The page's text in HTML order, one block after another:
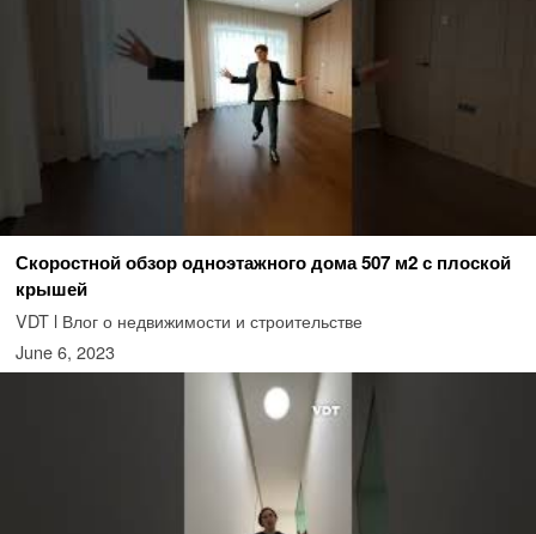
Скоростной обзор одноэтажного дома 507 м2 с плоской
крышей
VDT l Влог о недвижимости и строительстве
June 6, 2023